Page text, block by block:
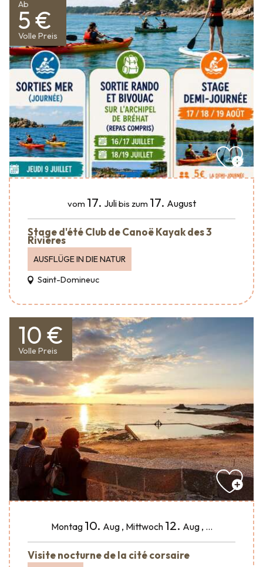
Ab
5 €
Volle Preis
vom 17. Julibis zum 17. August
Stage d'été Club de Canoë Kayak des 3
Rivières
AUSFLÜGE IN DIE NATUR
Saint-Domineuc
10 €
Volle Preis
Montag 10. Aug, Mittwoch 12. Aug, ...
Visite nocturne de la cité corsaire